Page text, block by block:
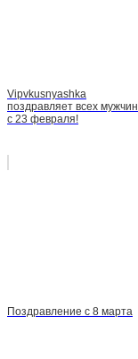
Vipvkusnyashka
поздравляет всех мужчин
с 23 февраля!
Поздравление с 8 марта